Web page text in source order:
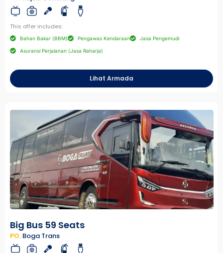
This offer includes:
Bahan Bakar (BBM) Pengawas Kendaraan Jasa Pengemudi
Asuransi Perjalanan (Jasa Raharja)
Lihat Armada
Big Bus 59 Seats
PO. Boga Trans